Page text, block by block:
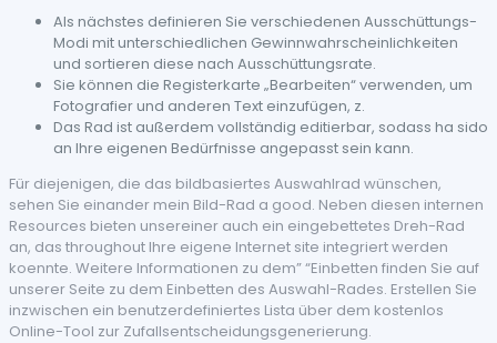
Als nächstes definieren Sie verschiedenen Ausschüttungs-
Modi mit unterschiedlichen Gewinnwahrscheinlichkeiten
und sortieren diese nach Ausschüttungsrate.
Sie können die Registerkarte „Bearbeiten“ verwenden, um
Fotografier und anderen Text einzufügen, z.
Das Rad ist außerdem vollständig editierbar, sodass ha sido
an Ihre eigenen Bedürfnisse angepasst sein kann.
Für diejenigen, die das bildbasiertes Auswahlrad wünschen,
sehen Sie einander mein Bild-Rad a good. Neben diesen internen
Resources bieten unsereiner auch ein eingebettetes Dreh-Rad
an, das throughout Ihre eigene Internet site integriert werden
koennte. Weitere Informationen zu dem” “Einbetten finden Sie auf
unserer Seite zu dem Einbetten des Auswahl-Rades. Erstellen Sie
inzwischen ein benutzerdefiniertes Lista über dem kostenlos
Online-Tool zur Zufallsentscheidungsgenerierung.